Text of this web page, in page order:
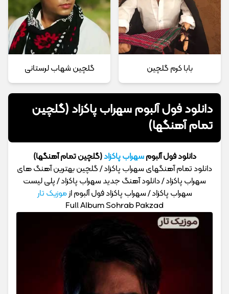
بابا کرم گلچین گلچین شهاب لرستانی
دانلود فول آلبوم سهراب پاکزاد (گلچین
تمام آهنگها)
دانلود فول آلبومسهراب پاکزاد(گلچین تمام آهنگها)
دانلود تمام آهنگهای سهراب پاکزاد / گلچین بهترین آهنگ های
سهراب پاکزاد / دانلود آهنگ جدید سهراب پاکزاد / پلی لیست
سهراب پاکزاد / سهراب پاکزاد فول آلبوم ازموزیک تار
Full Album Sohrab Pakzad